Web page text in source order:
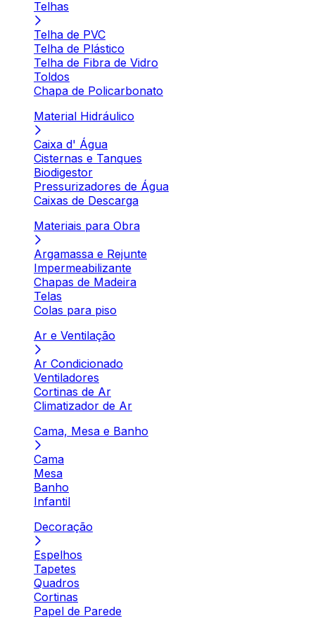
Telhas
Telha de PVC
Telha de Plástico
Telha de Fibra de Vidro
Toldos
Chapa de Policarbonato
Material Hidráulico
Caixa d' Água
Cisternas e Tanques
Biodigestor
Pressurizadores de Água
Caixas de Descarga
Materiais para Obra
Argamassa e Rejunte
Impermeabilizante
Chapas de Madeira
Telas
Colas para piso
Ar e Ventilação
Ar Condicionado
Ventiladores
Cortinas de Ar
Climatizador de Ar
Cama, Mesa e Banho
Cama
Mesa
Banho
Infantil
Decoração
Espelhos
Tapetes
Quadros
Cortinas
Papel de Parede